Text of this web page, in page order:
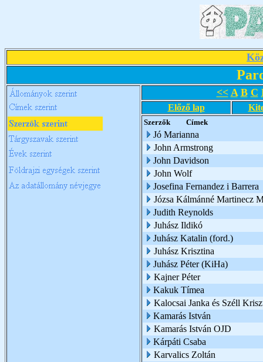
<< A B C
Előző lap
Szerzők Címek
Jó Marianna
John Armstrong
John Davidson
John Wolf
Josefina Fernandez i Barrera
Józsa Kálmánné Martinecz
Judith Reynolds
Juhász Ildikó
Juhász Katalin (ford.)
Juhász Krisztina
Juhász Péter (KiHa)
Kajner Péter
Kakuk Tímea
Kalocsai Janka és Széll
Kamarás István
Kamarás István OJD
Kárpáti Csaba
Karvalics Zoltán